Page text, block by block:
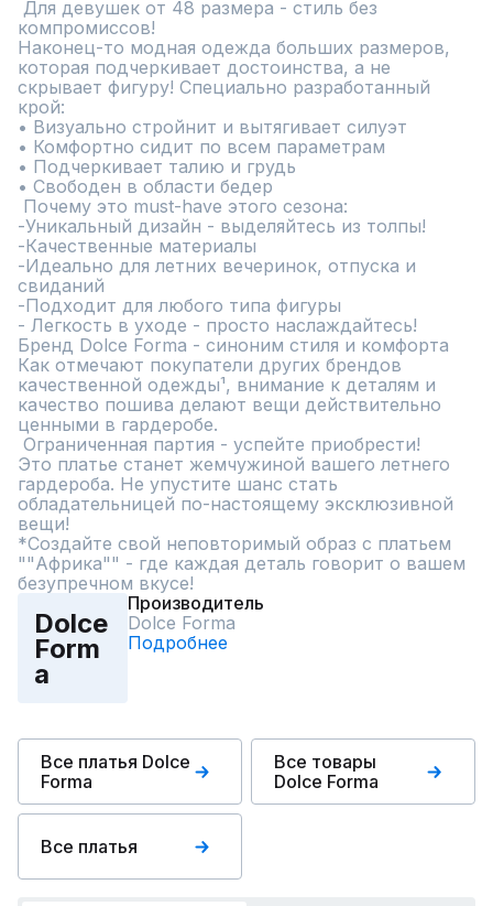
компромиссов!
Наконец-то модная одежда больших размеров,
которая подчеркивает достоинства, а не
скрывает фигуру! Специально разработанный
крой:
• Визуально стройнит и вытягивает силуэт
• Комфортно сидит по всем параметрам
• Подчеркивает талию и грудь
• Свободен в области бедер
-Уникальный дизайн - выделяйтесь из толпы!
-Качественные материалы
-Идеально для летних вечеринок, отпуска и
свиданий
-Подходит для любого типа фигуры
- Легкость в уходе - просто наслаждайтесь!
Бренд Dolce Forma - синоним стиля и комфорта
Как отмечают покупатели других брендов
качественной одежды¹, внимание к деталям и
качество пошива делают вещи действительно
ценными в гардеробе.
Это платье станет жемчужиной вашего летнего
гардероба. Не упустите шанс стать
обладательницей по-настоящему эксклюзивной
вещи!
*Создайте свой неповторимый образ с платьем
""Африка"" - где каждая деталь говорит о вашем
безупречном вкусе!
Dolce
Form
a
Производитель
Dolce Forma
Подробнее
Все платья Dolce
Forma
Все товары
Dolce Forma
Все платья